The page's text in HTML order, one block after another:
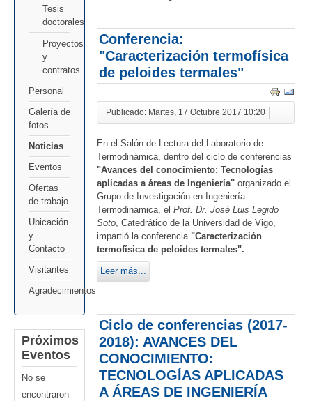
Tesis
doctorales
Proyectos
y
contratos
Personal
Galería de
fotos
Noticias
Eventos
Ofertas
de trabajo
Ubicación
y
Contacto
Visitantes
Agradecimientos
Próximos
Eventos
No se
encontraron
Conferencia:
"Caracterización termofísica
de peloides termales"
Publicado: Martes, 17 Octubre 2017 10:20
En el Salón de Lectura del Laboratorio de
Termodinámica, dentro del ciclo de conferencias
"Avances del conocimiento: Tecnologías
aplicadas a áreas de Ingeniería"organizado el
Grupo de Investigación en Ingeniería
Termodinámica, elProf. Dr. José Luis Legido
Soto, Catedrático de la Universidad de Vigo,
impartió la conferencia "Caracterización
termofísica de peloides termales".
Leer más...
Ciclo de conferencias (2017-
2018): AVANCES DEL
CONOCIMIENTO:
TECNOLOGÍAS APLICADAS
A ÁREAS DE INGENIERÍA